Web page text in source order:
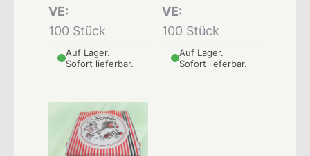
VE:
100 Stück
Auf Lager.
Sofort lieferbar.
VE:
100 Stück
Auf Lager.
Sofort lieferbar.